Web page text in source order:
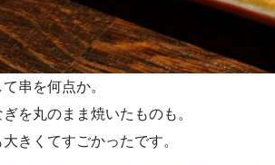
串を何点か。
ぎを丸のまま焼いたものも。
大きくてすごかったです。